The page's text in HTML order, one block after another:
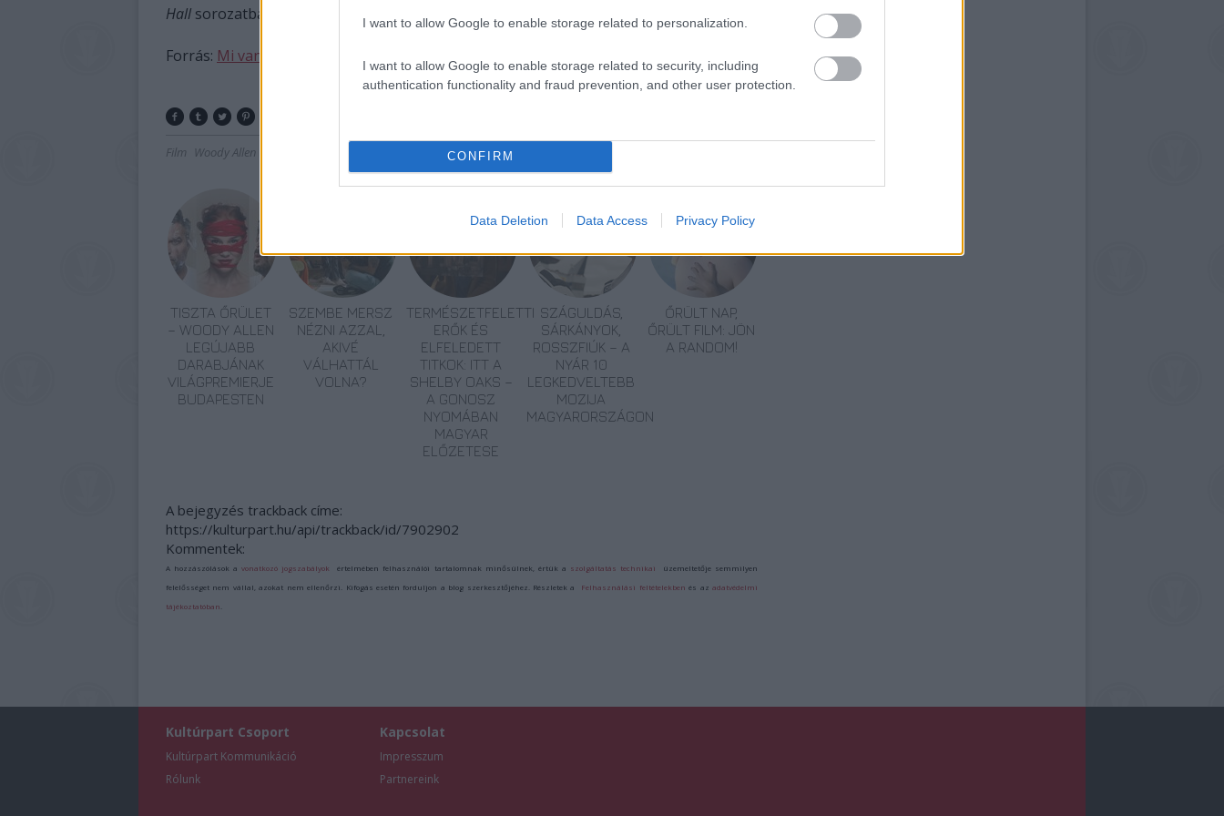
I want to allow Google to enable storage related to personalization.
I want to allow Google to enable storage related to security, including
authentication functionality and fraud prevention, and other user protection.
CONFIRM
Data Deletion Data Access Privacy Policy
Hall sorozatban nyerte a díjakat.
Forrás: Mi van ma?
Film Woody Allen
TISZTA ŐRÜLET
– WOODY ALLEN
LEGÚJABB
DARABJÁNAK
VILÁGPREMIERJE
BUDAPESTEN
SZEMBE MERSZ
NÉZNI AZZAL,
AKIVÉ
VÁLHATTÁL
VOLNA?
TERMÉSZETFELETTI
ERŐK ÉS
ELFELEDETT
TITKOK: ITT A
SHELBY OAKS –
A GONOSZ
NYOMÁBAN
MAGYAR
ELŐZETESE
SZÁGULDÁS,
SÁRKÁNYOK,
ROSSZFIÚK – A
NYÁR 10
LEGKEDVELTEBB
MOZIJA
MAGYARORSZÁGON
ŐRÜLT NAP,
ŐRÜLT FILM: JÖN
A RANDOM!
A bejegyzés trackback címe:
https://kulturpart.hu/api/trackback/id/7902902
Kommentek:
A hozzászólások avonatkozó jogszabályok értelmében felhasználói tartalomnak minősülnek, értük a szolgáltatás technikai üzemeltetője semmilyen
felelősséget nem vállal, azokat nem ellenőrzi. Kifogás esetén forduljon a blog szerkesztőjéhez. Részletek a Felhasználási feltételekben és azadatvédelmi
tájékoztatóban
Kultúrpart Csoport
Kultúrpart Kommunikáció
Rólunk
Kapcsolat
Impresszum
Partnereink